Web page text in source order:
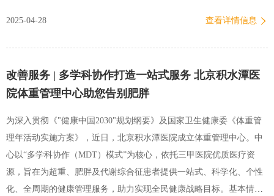
安入院后，新生儿病房迅速启动紧急救治流程。李红日主任医师凭借
系列精准的治疗方案。医护人员精心调控多功能暖箱的温度及湿度，
为安安提供温暖、安静、舒适的生长环境，密切监测安安的生命体征
和各项指标，通过积极的呼吸支持和药物治疗，及时有效地缓解了她
的呼吸暂停症状。刚出生时的安安病情逐渐平稳后，新的挑战接踵而
至。由于胎龄太小，安安的消化道发育不完善，喂养不耐受的问题十
分严重，频繁出现腹胀、便秘与腹泻交替的情况，导致体重增长缓
2025-04-28 查看详情信息
改善服务 | 多学科协作打造一站式服务 北京积水潭医
院体重管理中心助您告别肥胖
为深入贯彻《"健康中国2030"规划纲要》及国家卫生健康委《体重管
理年活动实施方案》，近日，北京积水潭医院成立体重管理中心。中
心以“多学科协作（MDT）模式”为核心，依托三甲医院优质医疗资
源，旨在为超重、肥胖及代谢综合征患者提供一站式、科学化、个性
化、全周期的健康管理服务，助力实现全民健康战略目标。基本情况